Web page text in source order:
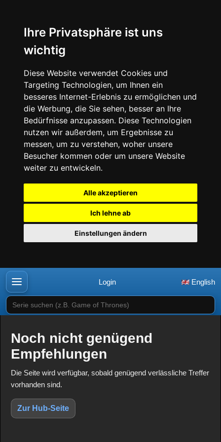
Ihre Privatsphäre ist uns
wichtig
Diese Website verwendet Cookies und
Targeting Technologien, um Ihnen ein
besseres Internet-Erlebnis zu ermöglichen und
die Werbung, die Sie sehen, besser an Ihre
Bedürfnisse anzupassen. Diese Technologien
nutzen wir außerdem, um Ergebnisse zu
messen, um zu verstehen, woher unsere
Besucher kommen oder um unsere Website
weiter zu entwickeln.
Alle akzeptieren
Ich lehne ab
Einstellungen ändern
Login English
Serie suchen (z.B. Game of Thrones)
Noch nicht genügend
Empfehlungen
Die Seite wird verfügbar, sobald genügend verlässliche Treffer
vorhanden sind.
Zur Hub-Seite